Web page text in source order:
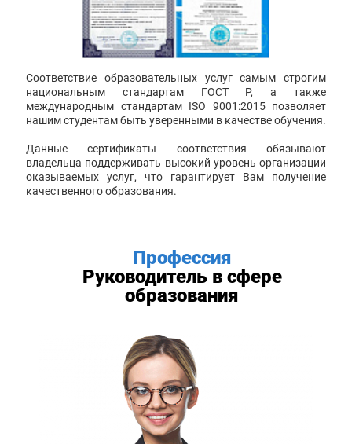
Соответствие образовательных услуг самым строгим
национальным стандартам ГОСТ Р, а также
международным стандартам ISO 9001:2015 позволяет
нашим студентам быть уверенными в качестве обучения.
Данные сертификаты соответствия обязывают
владельца поддерживать высокий уровень организации
оказываемых услуг, что гарантирует Вам получение
качественного образования.
Профессия
Руководитель в сфере
образования